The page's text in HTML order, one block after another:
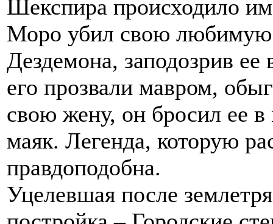
Шекспира происходило
Моро убил свою любимую
Дездемона, заподозрив ее
его прозвали мавром,
свою жену, он бросил ее в
маяк. Легенда, которую
правдоподобна.
Уцелевшая после